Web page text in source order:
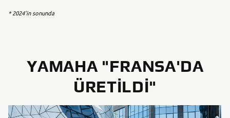
* 2024'in sonunda
YAMAHA "FRANSA'DA
ÜRETILDI"